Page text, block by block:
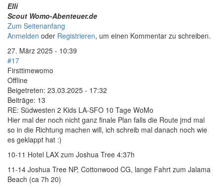
Elli
Scout Womo-Abenteuer.de
Zum Seitenanfang
Anmelden oder Registrieren, um einen Kommentar zu schreiben.
27. März 2025 - 10:39
#17
Firsttimewomo
Offline
Beigetreten: 23.03.2025 - 17:32
Beiträge: 13
RE: Südwesten 2 Kids LA-SFO 10 Tage WoMo
Hier mal der noch nicht ganz finale Plan falls die Route jmd mal
so in die Richtung machen will, ich schreib mal danach noch wie
es geklappt hat :)
10-11 Hotel LAX zum Joshua Tree 4:37h
11-14 Joshua Tree NP, Cottonwood CG, lange Fahrt zum Jalama
Beach (ca 7h 20)